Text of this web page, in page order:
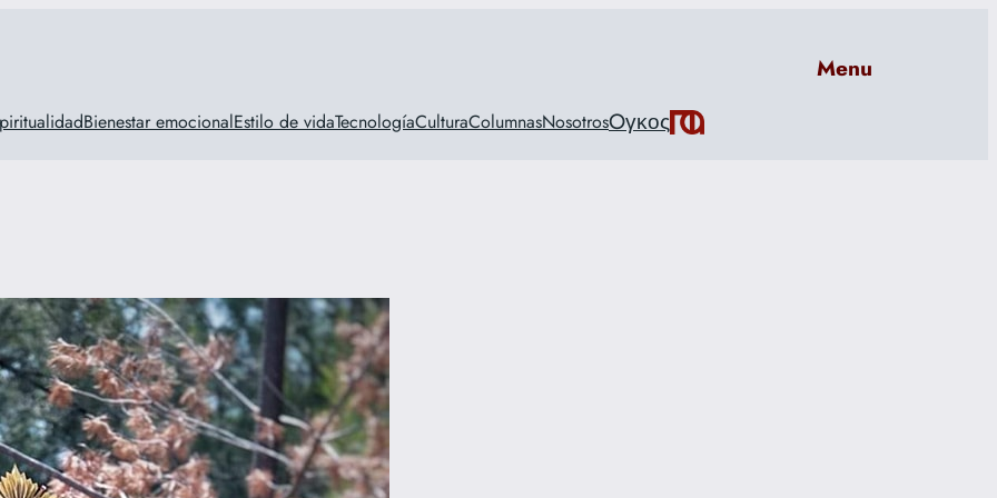
Menu
Bienestar emocionalEstilo de vidaTecnologíaCulturaColumnasNosotrosOγκος